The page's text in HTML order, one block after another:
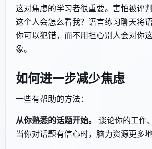
这对焦虑的学习者很重要。害怕被评
这个人会怎么看我？语言练习聊天将
你可以犯错，而不用担心别人会对你
象。
如何进一步减少焦虑
一些有帮助的方法：
从你熟悉的话题开始。 谈论你的工作
当你对话题有信心时，脑力资源更多